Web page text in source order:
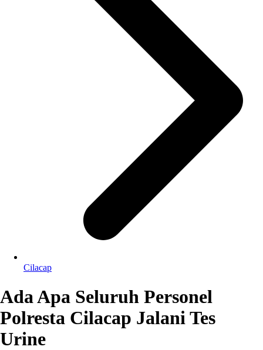
Cilacap
Ada Apa Seluruh Personel
Polresta Cilacap Jalani Tes
Urine